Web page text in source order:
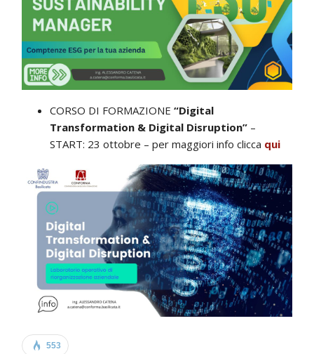
CORSO DI FORMAZIONE “Digital
Transformation & Digital Disruption” –
START: 23 ottobre – per maggiori info clicca qui
553